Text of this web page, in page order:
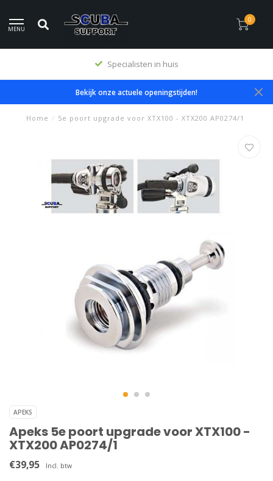
MENU
0
Specialisten in huis
Bekijk onze actuele openingstijden!
Home / 5e poort upgrade voor XTX100 - XTX200 AP0274/1
APEKS
Apeks 5e poort upgrade voor XTX100 -
XTX200 AP0274/1
€39,95 Incl. btw